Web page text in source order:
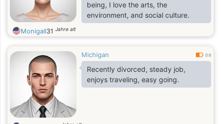
being, I love the arts, the
environment, and social culture.
Monigall31 Jahre alt
Michigan 0.6
Recently divorced, steady job,
enjoys traveling, easy going.